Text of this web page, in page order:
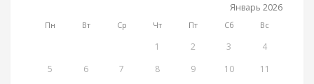
Январь 2026
Пн Вт Ср Чт Пт Сб Вс
1 2 3
4
5
6 7 8 9 10
11